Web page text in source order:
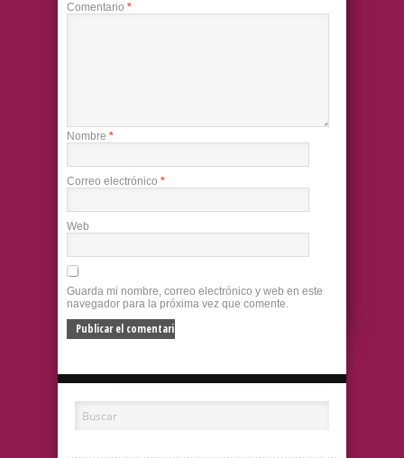
Comentario *
Nombre *
Correo electrónico *
Web
Guarda mi nombre, correo electrónico y web en este
navegador para la próxima vez que comente.